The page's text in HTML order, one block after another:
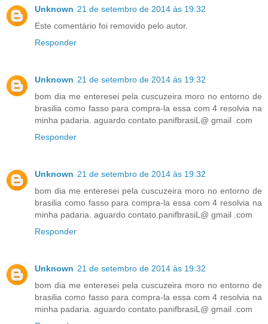
Unknown 21 de setembro de 2014 às 19:32
Este comentário foi removido pelo autor.
Responder
Unknown 21 de setembro de 2014 às 19:32
bom dia me enteresei pela cuscuzeira moro no entorno de
brasilia como fasso para compra-la essa com 4 resolvia na
minha padaria. aguardo contato.panifbrasiL@ gmail .com
Responder
Unknown 21 de setembro de 2014 às 19:32
bom dia me enteresei pela cuscuzeira moro no entorno de
brasilia como fasso para compra-la essa com 4 resolvia na
minha padaria. aguardo contato.panifbrasiL@ gmail .com
Responder
Unknown 21 de setembro de 2014 às 19:32
bom dia me enteresei pela cuscuzeira moro no entorno de
brasilia como fasso para compra-la essa com 4 resolvia na
minha padaria. aguardo contato.panifbrasiL@ gmail .com